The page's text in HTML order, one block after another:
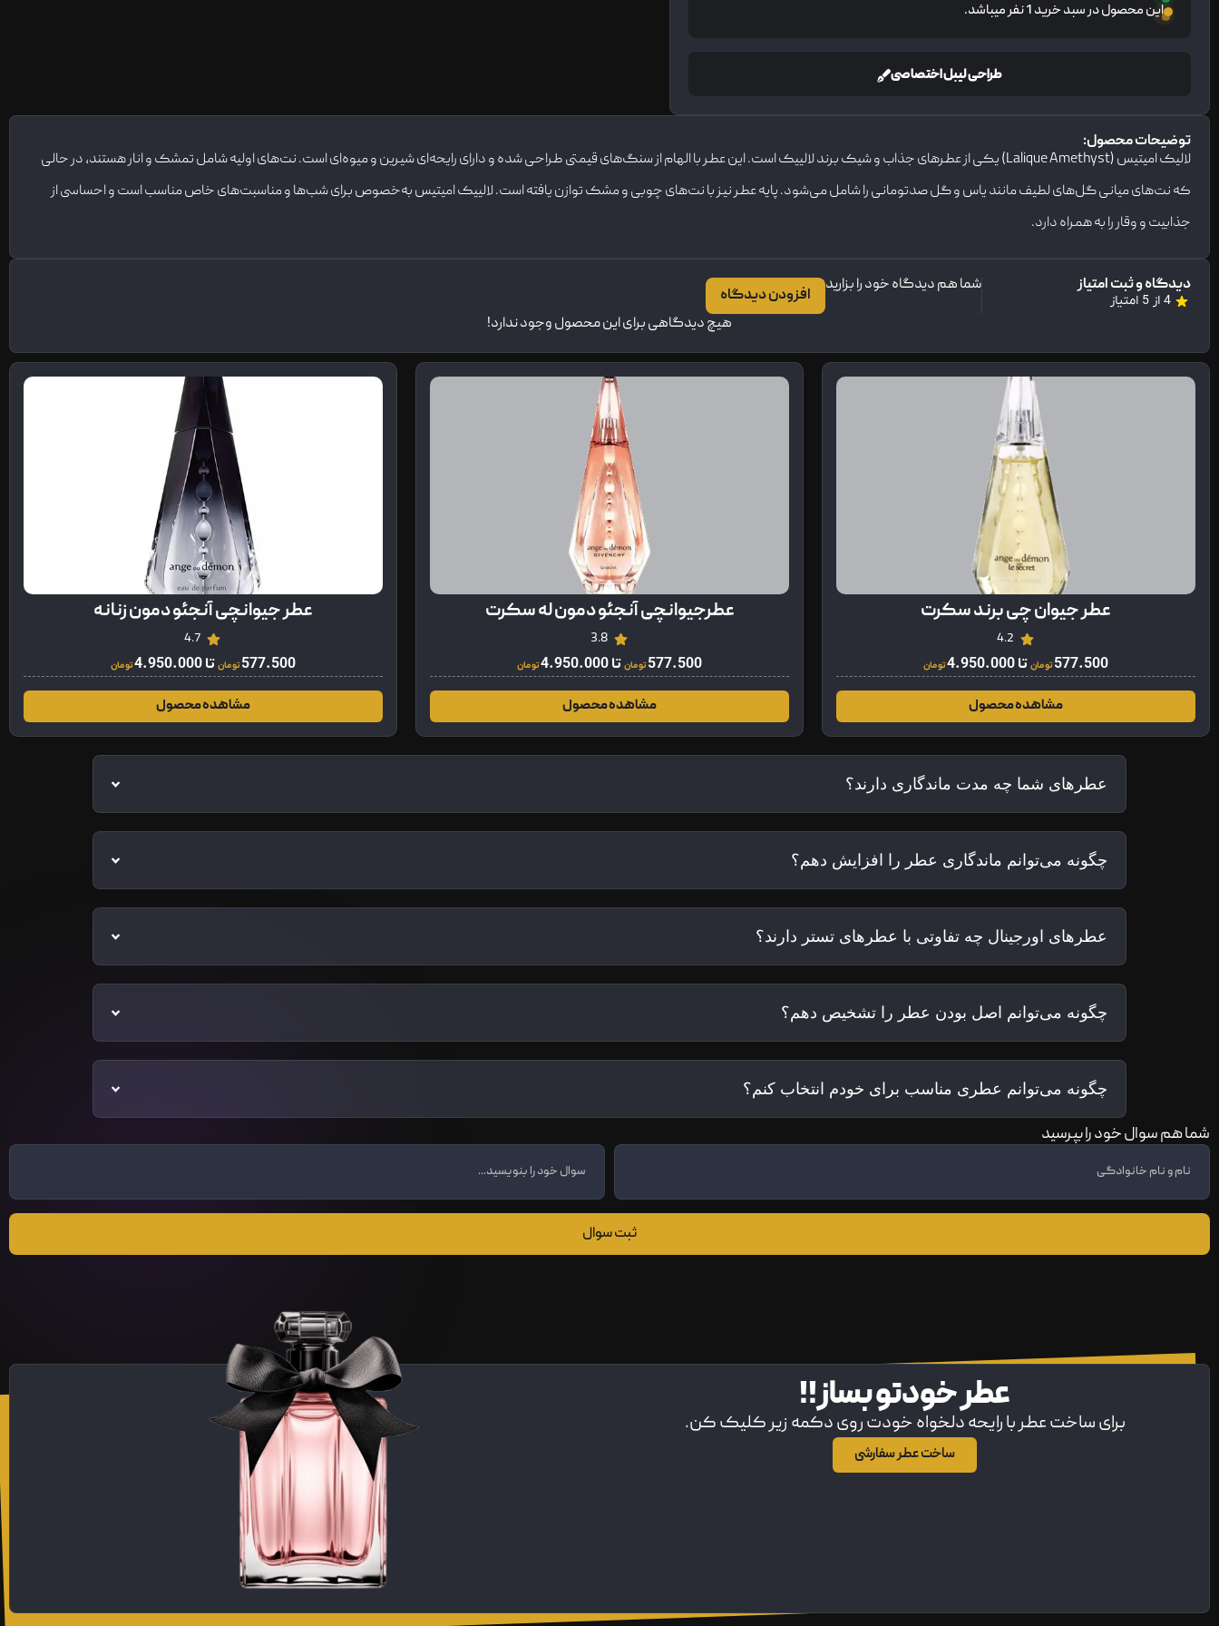
این محصول در سبد خرید 1 نفر میباشد.
طراحی لیبل اختصاصی
توضیحات محصول:
لالیک امیتیس (Lalique Amethyst) یکی از عطرهای جذاب و شیک برند لالییک است. این عطر با الهام از سنگ‌های قیمتی طراحی شده و دارای رایحه‌ای شیرین و میوه‌ای است. نت‌های اولیه شامل تمشک و انار هستند، در حالی
که نت‌های میانی گل‌های لطیف مانند یاس و گل صدتومانی را شامل می‌شود. پایه عطر نیز با نت‌های چوبی و مشک توازن یافته است. لالییک امیتیس به‌خصوص برای شب‌ها و مناسبت‌های خاص مناسب است و احساسی از
جذابیت و وقار را به همراه دارد.
دیدگاه و ثبت امتیاز
4 از 5 امتیاز
شما هم دیدگاه خود را بزارید
افزودن دیدگاه
هیچ دیدگاهی برای این محصول وجود ندارد!
عطر جیوان چی برند سکرت
4.2
577.500تومان تا 4.950.000تومان
مشاهده محصول
عطرجیوانچی آنجئو دمون له سکرت
3.8
577.500تومان تا 4.950.000تومان
مشاهده محصول
عطر جیوانچی آنجئو دمون زنانه
4.7
577.500تومان تا 4.950.000تومان
مشاهده محصول
عطرهای شما چه مدت ماندگاری دارند؟
چگونه می‌توانم ماندگاری عطر را افزایش دهم؟
عطرهای اورجینال چه تفاوتی با عطرهای تستر دارند؟
چگونه می‌توانم اصل بودن عطر را تشخیص دهم؟
چگونه می‌توانم عطری مناسب برای خودم انتخاب کنم؟
شما هم سوال خود را بپرسید
ثبت سوال
عطر خودتو بساز!!
برای ساخت عطر با رایحه دلخواه خودت روی دکمه زیر کلیک کن.
ساخت عطر سفارشی